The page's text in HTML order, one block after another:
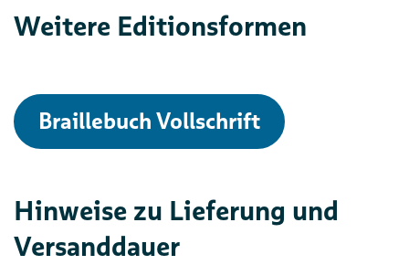
Weitere Editionsformen
Braillebuch Vollschrift
Hinweise zu Lieferung und
Versanddauer